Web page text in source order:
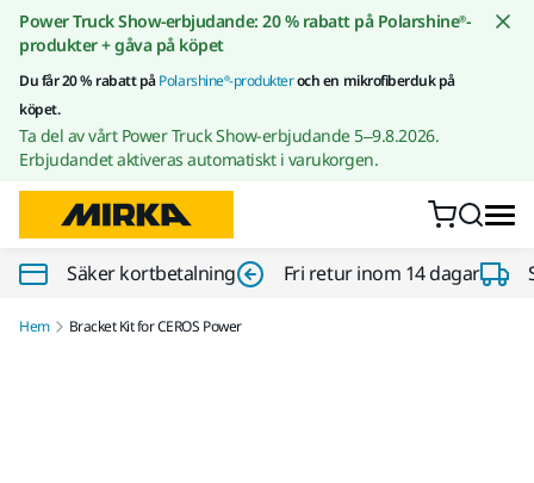
Gå till innehållet
Power Truck Show-erbjudande: 20 % rabatt på Polarshine®-
produkter + gåva på köpet
Du får 20 % rabatt påPolarshine®-produkteroch en mikrofiberduk på
köpet.
Ta del av vårt Power Truck Show-erbjudande 5–9.8.2026.
Erbjudandet aktiveras automatiskt i varukorgen.
Säker kortbetalning Fri retur inom 14 dagar
Hem Bracket Kit for CEROS Power